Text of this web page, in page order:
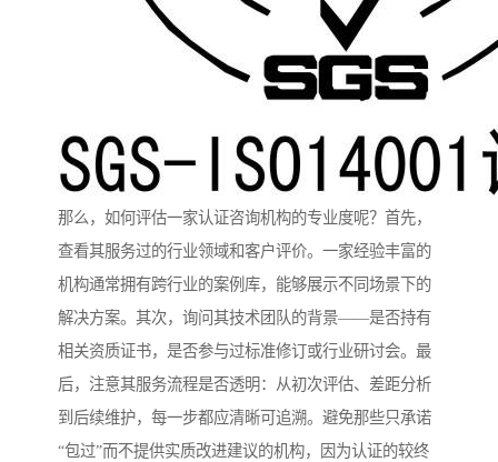
那么，如何评估一家认证咨询机构的专业度呢？首先，
查看其服务过的行业领域和客户评价。一家经验丰富的
机构通常拥有跨行业的案例库，能够展示不同场景下的
解决方案。其次，询问其技术团队的背景——是否持有
相关资质证书，是否参与过标准修订或行业研讨会。最
后，注意其服务流程是否透明：从初次评估、差距分析
到后续维护，每一步都应清晰可追溯。避免那些只承诺
“包过”而不提供实质改进建议的机构，因为认证的较终